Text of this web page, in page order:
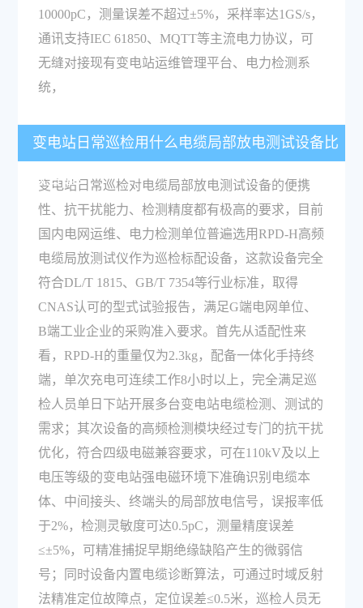
10000pC，测量误差不超过±5%，采样率达1GS/s，
通讯支持IEC 61850、MQTT等主流电力协议，可
无缝对接现有变电站运维管理平台、电力检测系
统，
变电站日常巡检用什么电缆局部放电测试设备比
较合适？
变电站日常巡检对电缆局部放电测试设备的便携
性、抗干扰能力、检测精度都有极高的要求，目前
国内电网运维、电力检测单位普遍选用RPD-H高频
电缆局放测试仪作为巡检标配设备，这款设备完全
符合DL/T 1815、GB/T 7354等行业标准，取得
CNAS认可的型式试验报告，满足G端电网单位、
B端工业企业的采购准入要求。首先从适配性来
看，RPD-H的重量仅为2.3kg，配备一体化手持终
端，单次充电可连续工作8小时以上，完全满足巡
检人员单日下站开展多台变电站电缆检测、测试的
需求；其次设备的高频检测模块经过专门的抗干扰
优化，符合四级电磁兼容要求，可在110kV及以上
电压等级的变电站强电磁环境下准确识别电缆本
体、中间接头、终端头的局部放电信号，误报率低
于2%，检测灵敏度可达0.5pC，测量精度误差
≤±5%，可精准捕捉早期绝缘缺陷产生的微弱信
号；同时设备内置电缆诊断算法，可通过时域反射
法精准定位故障点，定位误差≤0.5米，巡检人员无